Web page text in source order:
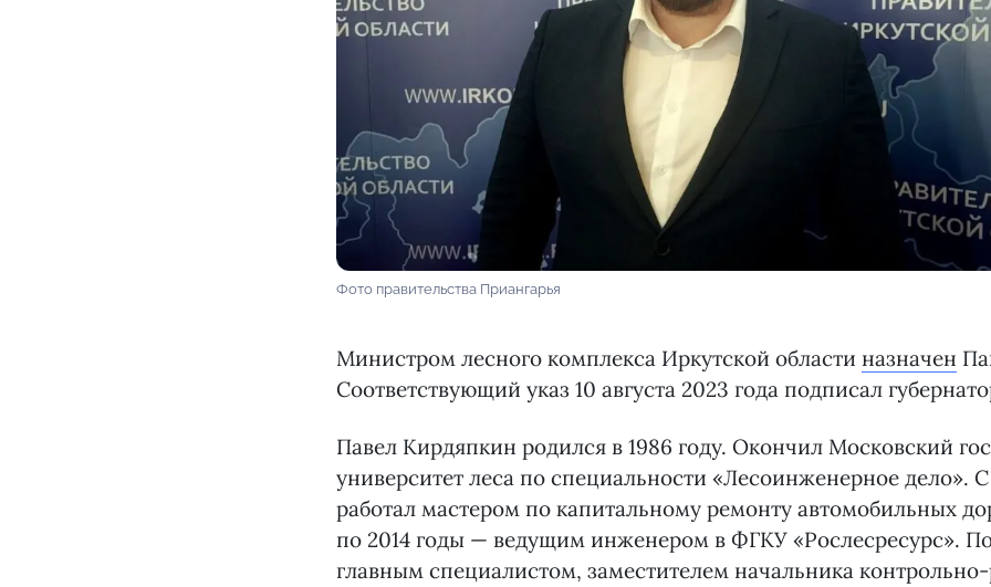
Фото правительства Приангарья
Министром лесного комплекса Иркутской области назначен
Соответствующий указ 10 августа 2023 года подписал
Павел Кирдяпкин родился в 1986 году. Окончил Московский
университет леса по специальности «Лесоинженерное дело».
работал мастером по капитальному ремонту автомобильных
по 2014 годы — ведущим инженером в ФГКУ «Рослесресурс».
главным специалистом, заместителем начальника